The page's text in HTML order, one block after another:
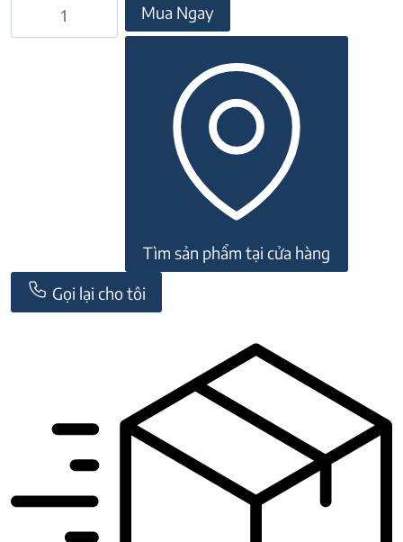
Mua Ngay
Tìm sản phẩm tại cửa hàng
Gọi lại cho tôi